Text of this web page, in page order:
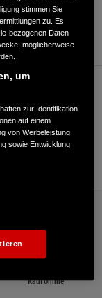
Kauf Online
stimmen Sie
zu. Es
bezogenen Daten
möglicherweise
um
zur Identifikation
auf einem
von Werbeleistung
sowie Entwicklung